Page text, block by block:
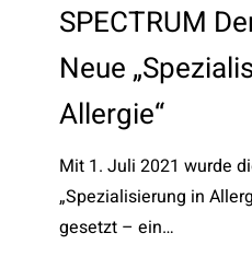
Neue
„Spezialisierung
Allergie“
SPECTRUM
Neue
Allergie“
Mit 1. Juli 2021 wurde
„Spezialisierung in
gesetzt – ein…